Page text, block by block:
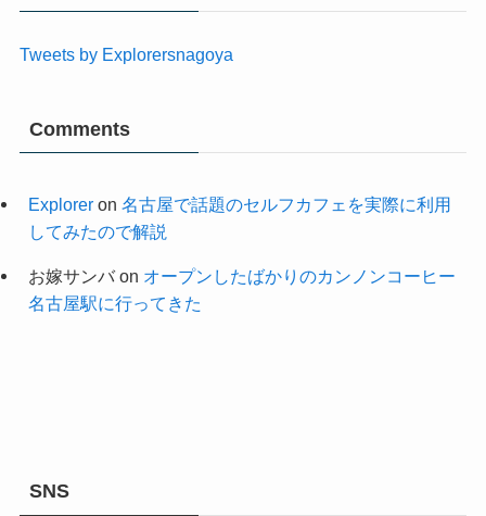
Tweets by Explorersnagoya
Comments
Exploreron 名古屋で話題のセルフカフェを実際に利用
してみたので解説
お嫁サンバon オープンしたばかりのカンノンコーヒー
名古屋駅に行ってきた
SNS